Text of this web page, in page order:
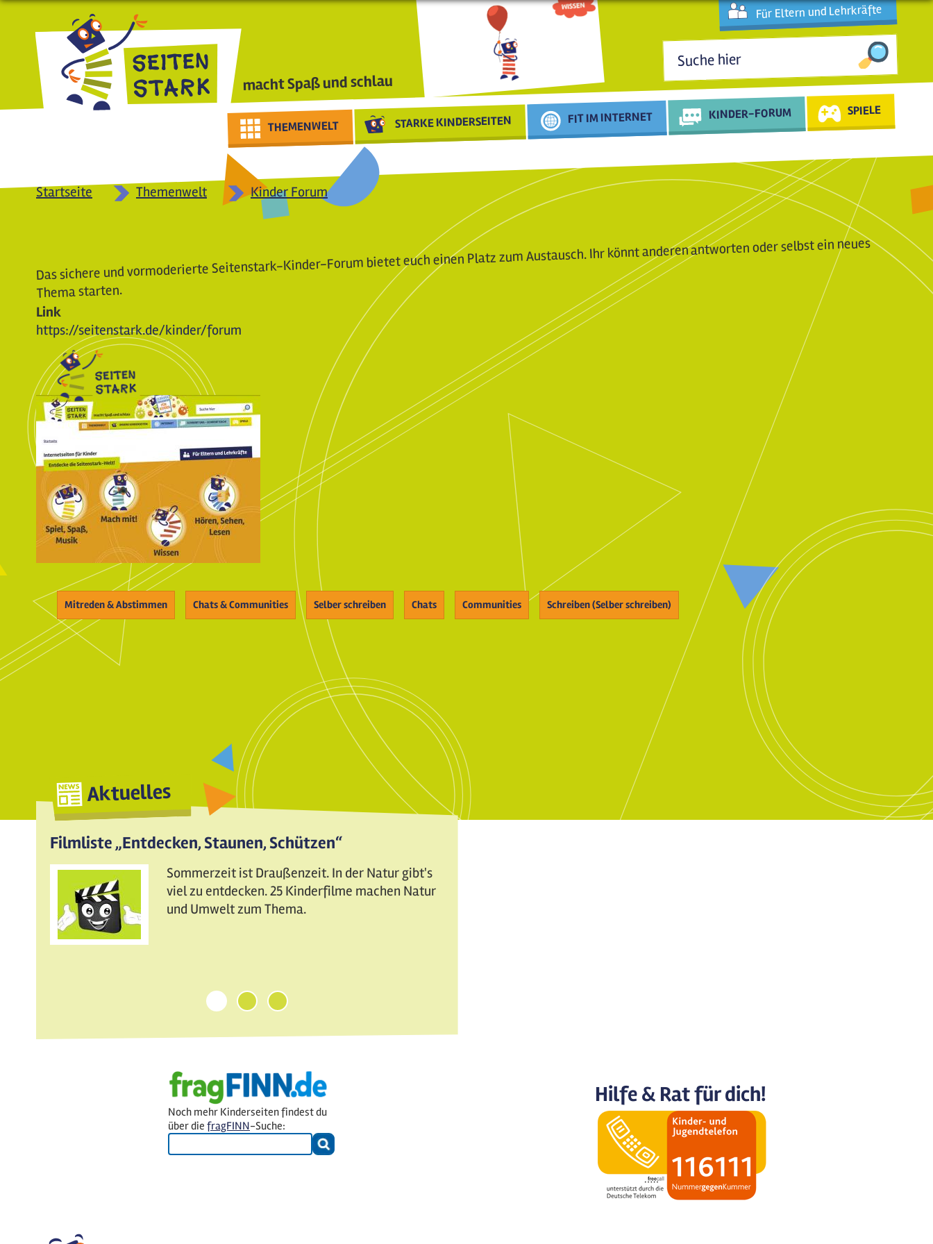
Direkt zum Inhalt
macht Spaß und schlau
Für Eltern und Lehrkräfte
Suchformular
THEMENWELT STARKE KINDERSEITEN FIT IM INTERNET KINDER-FORUM SPIELE
Startseite Themenwelt Kinder Forum
Das sichere und vormoderierte Seitenstark-Kinder-Forum bietet euch einen Platz zum Austausch. Ihr könnt anderen antworten oder selbst ein neues
Thema starten.
Link
https://seitenstark.de/kinder/forum
Mitreden & Abstimmen Chats & Communities Selber schreiben Chats Communities Schreiben (Selber schreiben)
Aktuelles
Filmliste „Entdecken, Staunen, Schützen“
Sommerzeit ist Draußenzeit. In der Natur gibt's
viel zu entdecken. 25 Kinderfilme machen Natur
und Umwelt zum Thema.
1 2 3
Noch mehr Kinderseiten findest du
über die fragFINN-Suche:
Hilfe & Rat für dich!